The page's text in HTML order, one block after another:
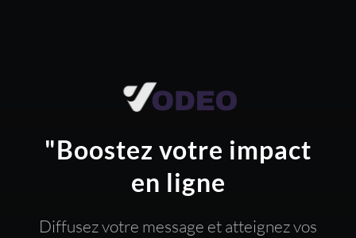
"Boostez votre impact
en ligne
Diffusez votre message et atteignez vos